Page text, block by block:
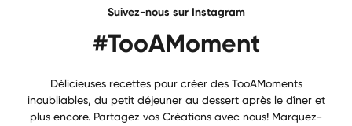
Suivez-nous sur Instagram
#TooAMoment
Délicieuses recettes pour créer des TooAMoments
inoubliables, du petit déjeuner au dessert après le dîner et
plus encore. Partagez vos Créations avec nous! Marquez-